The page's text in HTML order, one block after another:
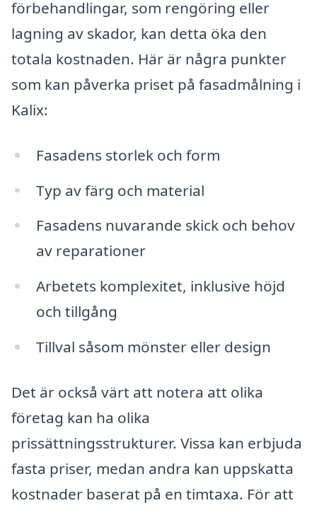
förbehandlingar, som rengöring eller
lagning av skador, kan detta öka den
totala kostnaden. Här är några punkter
som kan påverka priset på fasadmålning i
Kalix:
Fasadens storlek och form
Typ av färg och material
Fasadens nuvarande skick och behov
av reparationer
Arbetets komplexitet, inklusive höjd
och tillgång
Tillval såsom mönster eller design
Det är också värt att notera att olika
företag kan ha olika
prissättningsstrukturer. Vissa kan erbjuda
fasta priser, medan andra kan uppskatta
kostnader baserat på en timtaxa. För att